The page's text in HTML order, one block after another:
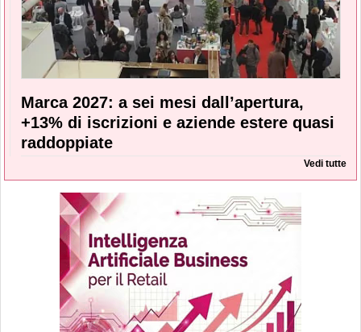
Marca 2027: a sei mesi dall’apertura,
+13% di iscrizioni e aziende estere quasi
raddoppiate
Vedi tutte